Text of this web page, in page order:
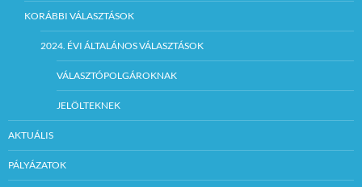
KORÁBBI VÁLASZTÁSOK
2024. ÉVI ÁLTALÁNOS VÁLASZTÁSOK
VÁLASZTÓPOLGÁROKNAK
JELÖLTEKNEK
AKTUÁLIS
PÁLYÁZATOK